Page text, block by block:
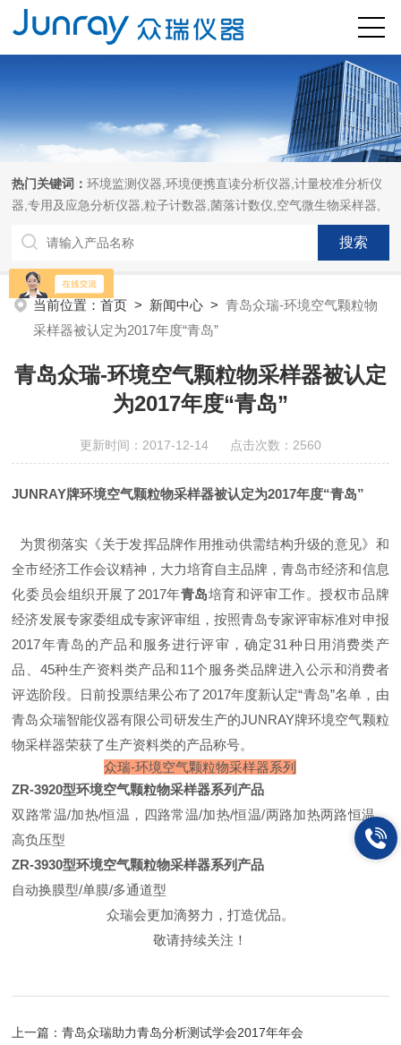
热门关键词：环境监测仪器,环境便携直读分析仪器,计量校准分析仪
器,专用及应急分析仪器,粒子计数器,菌落计数仪,空气微生物采样器,
当前位置：首页 > 新闻中心 >青岛众瑞-环境空气颗粒物
采样器被认定为2017年度“青岛”
青岛众瑞-环境空气颗粒物采样器被认定
为2017年度“青岛”
更新时间：2017-12-14 点击次数：2560
JUNRAY牌环境空气颗粒物采样器被认定为2017年度“青岛”
为贯彻落实《关于发挥品牌作用推动供需结构升级的意见》和
全市经济工作会议精神，大力培育自主品牌，青岛市经济和信息
化委员会组织开展了2017年青岛培育和评审工作。授权市品牌
经济发展专家委组成专家评审组，按照青岛专家评审标准对申报
2017年青岛的产品和服务进行评审，确定31种日用消费类产
品、45种生产资料类产品和11个服务类品牌进入公示和消费者
评选阶段。日前投票结果公布了2017年度新认定“青岛”名单，由
青岛众瑞智能仪器有限公司研发生产的JUNRAY牌环境空气颗粒
物采样器荣获了生产资料类的产品称号。
众瑞-环境空气颗粒物采样器系列
ZR-3920型环境空气颗粒物采样器系列产品
双路常温/加热/恒温，四路常温/加热/恒温/两路加热两路恒温，
高负压型
ZR-3930型环境空气颗粒物采样器系列产品
自动换膜型/单膜/多通道型
众瑞会更加滴努力，打造优品。
敬请持续关注！
上一篇：青岛众瑞助力青岛分析测试学会2017年年会